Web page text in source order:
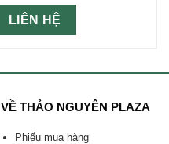
LIÊN HỆ
VỀ THẢO NGUYÊN PLAZA
Phiếu mua hàng